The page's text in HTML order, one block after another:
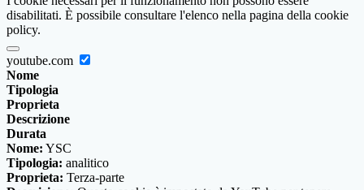
disabilitati. È possibile consultare l'elenco nella pagina della cookie
policy.
youtube.com
Nome
Tipologia
Proprieta
Descrizione
Durata
Nome: YSC
Tipologia: analitico
Proprieta: Terza-parte